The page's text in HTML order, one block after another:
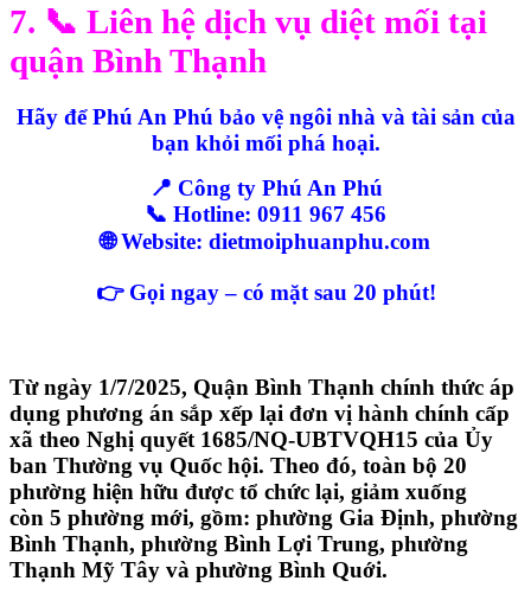
7. 📞 Liên hệ dịch vụ diệt mối tại
quận Bình Thạnh
Hãy để Phú An Phú bảo vệ ngôi nhà và tài sản của
bạn khỏi mối phá hoại.
📍 Công ty Phú An Phú
📞 Hotline: 0911 967 456
🌐 Website: dietmoiphuanphu.com
👉 Gọi ngay – có mặt sau 20 phút!
Từ ngày 1/7/2025, Quận Bình Thạnh chính thức áp
dụng phương án sắp xếp lại đơn vị hành chính cấp
xã theo Nghị quyết 1685/NQ-UBTVQH15 của Ủy
ban Thường vụ Quốc hội. Theo đó, toàn bộ 20
phường hiện hữu được tổ chức lại, giảm xuống
còn 5 phường mới, gồm: phường Gia Định, phường
Bình Thạnh, phường Bình Lợi Trung, phường
Thạnh Mỹ Tây và phường Bình Quới.